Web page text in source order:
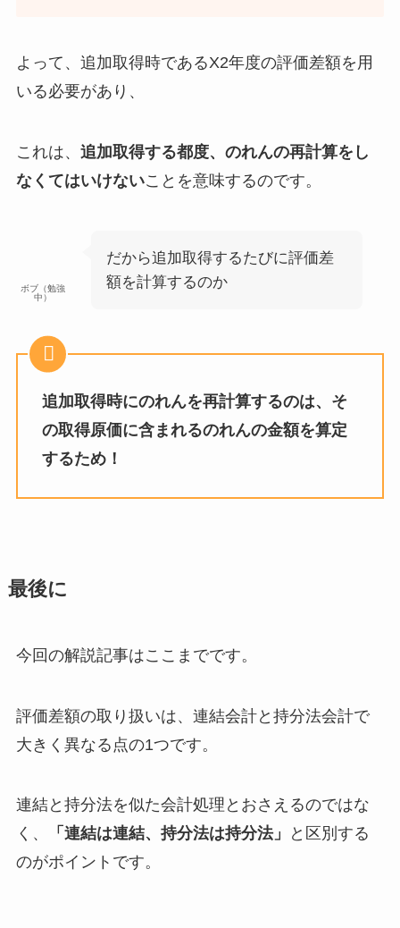
よって、追加取得時であるX2年度の評価差額を用
いる必要があり、
これは、 追加取得する都度、のれんの再計算をし
なくてはいけないことを意味するのです。
ボブ（勉強
中）
だから追加取得するたびに評価差
額を計算するのか
追加取得時にのれんを再計算するのは、そ
の取得原価に含まれるのれんの金額を算定
するため！
最後に
今回の解説記事はここまでです。
評価差額の取り扱いは、連結会計と持分法会計で
大きく異なる点の1つです。
連結と持分法を似た会計処理とおさえるのではな
く、
「連結は連結、持分法は持分法」
と区別する
のがポイントです。